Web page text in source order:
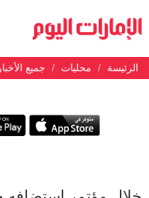
الرئيسة محليات جميع الأخبار